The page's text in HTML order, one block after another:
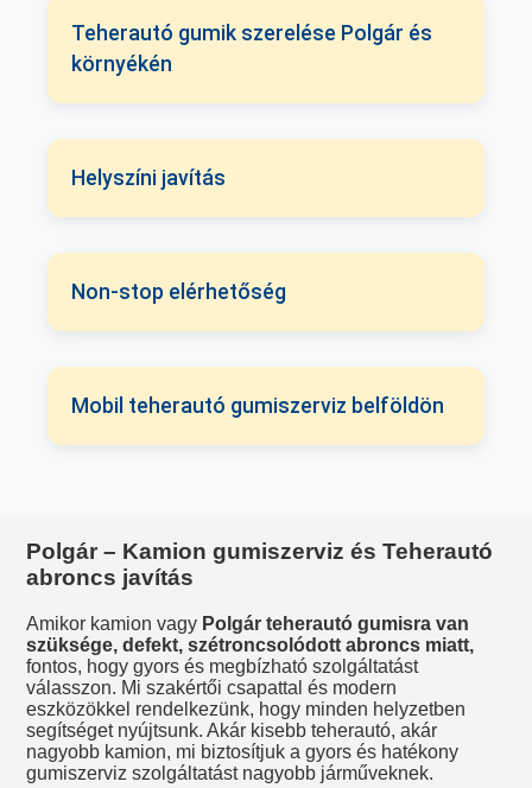
Teherautó gumik szerelése Polgár és
környékén
Helyszíni javítás
Non-stop elérhetőség
Mobil teherautó gumiszerviz belföldön
Polgár – Kamion gumiszerviz és Teherautó
abroncs javítás
Amikor kamion vagy Polgár teherautó gumisra van
szüksége, defekt, szétroncsolódott abroncs miatt,
fontos, hogy gyors és megbízható szolgáltatást
válasszon. Mi szakértői csapattal és modern
eszközökkel rendelkezünk, hogy minden helyzetben
segítséget nyújtsunk. Akár kisebb teherautó, akár
nagyobb kamion, mi biztosítjuk a gyors és hatékony
gumiszerviz szolgáltatást nagyobb járműveknek.